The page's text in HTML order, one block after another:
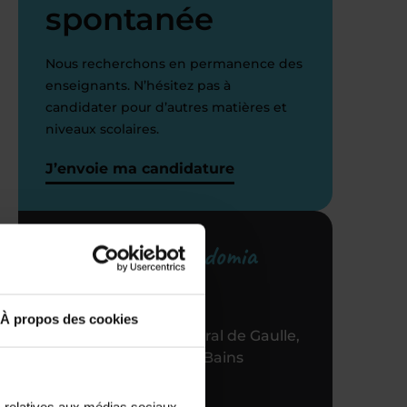
À propos des cookies
spontanée
Nous recherchons en permanence des
enseignants. N’hésitez pas à
candidater pour d’autres matières et
niveaux scolaires.
J’envoie ma candidature
Votre centre Acadomia
référent
31 Bis RUE du Général de Gaulle,
95880 Enghien les Bains
01 30 10 87 10